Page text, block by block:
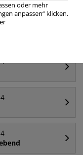
oder mehr
anpassen“ klicken.